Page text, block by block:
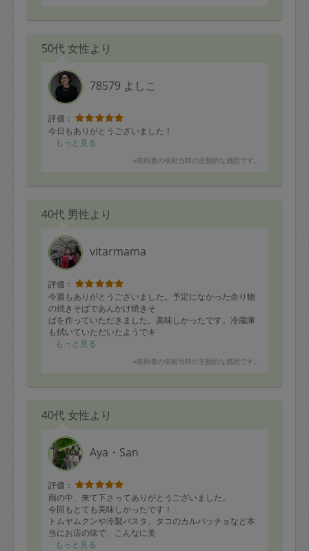
50代 女性より
78579 よしこ
評価：
今日もありがとうございました！
もっと見る
※依頼者の依頼当時の主観的な感想です。
40代 男性より
vitarmama
評価：
今週もありがとうございました。予定になかった余り物
の焼きそばであんかけ焼きそ
ばを作っていただきました。美味しかったです。冷蔵庫
も拭いていただいたようでキ
レイになっていました。
もっと見る
※依頼者の依頼当時の主観的な感想です。
40代 女性より
Aya・San
評価：
雨の中、来て下さってありがとうございました。
今回もとても美味しかったです！
トムヤムクンや冷製パスタ、タコのカルパッチョなど本
当にお店の味で、こんなに美
味しいご飯を自宅で食べられて幸せです。
もっと見る